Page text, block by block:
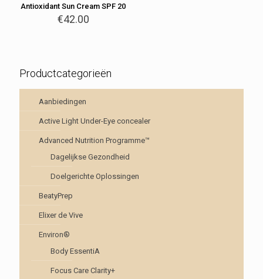
Antioxidant Sun Cream SPF 20
€42.00
Productcategorieën
Aanbiedingen
Active Light Under-Eye concealer
Advanced Nutrition Programme™
Dagelijkse Gezondheid
Doelgerichte Oplossingen
BeatyPrep
Elixer de Vive
Environ®
Body EssentiA
Focus Care Clarity+